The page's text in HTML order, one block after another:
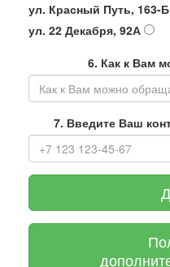
ул. Красный Путь, 163-Б
ул. 22 Декабря, 92А
6. Как к Вам
7. Введите Ваш